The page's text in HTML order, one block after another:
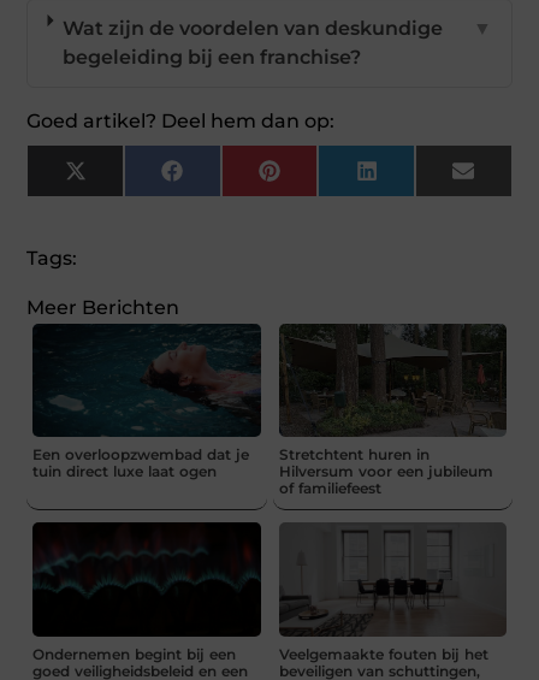
Wat zijn de voordelen van deskundige
begeleiding bij een franchise?
▼
Goed artikel? Deel hem dan op:
X
(Twitter)
FacebookPinterestLinkedIn Email
Tags:
Meer Berichten
Een overloopzwembad dat je
tuin direct luxe laat ogen
Stretchtent huren in
Hilversum voor een jubileum
of familiefeest
Ondernemen begint bij een
goed veiligheidsbeleid en een
Veelgemaakte fouten bij het
beveiligen van schuttingen,